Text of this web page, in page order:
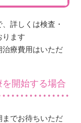
詳しくは検査・
ります
療費用はいただ
開始する場合
までお待ちいただ